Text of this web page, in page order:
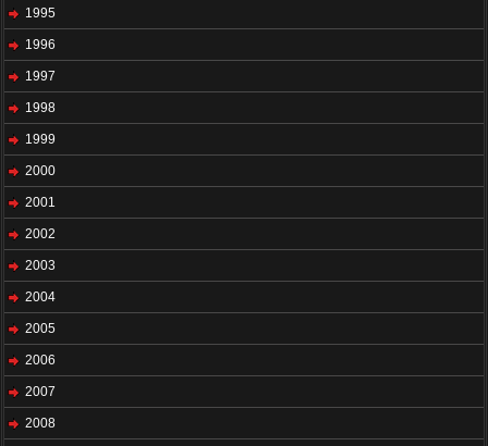
1995
1996
1997
1998
1999
2000
2001
2002
2003
2004
2005
2006
2007
2008